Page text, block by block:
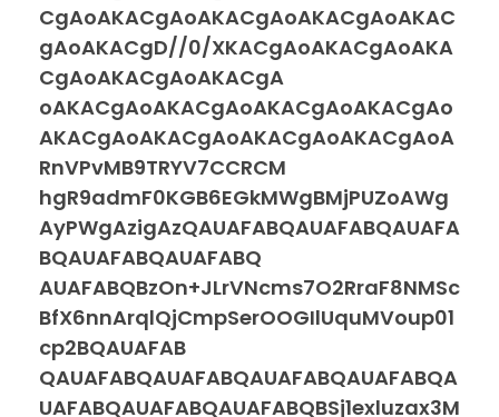
CgAoAKACgAoAKACgAoAKACgAoAKAC
gAoAKACgD//0/XKACgAoAKACgAoAKA
CgAoAKACgAoAKACgA
oAKACgAoAKACgAoAKACgAoAKACgAo
AKACgAoAKACgAoAKACgAoAKACgAoA
RnVPvMB9TRYV7CCRCM
hgR9admF0KGB6EGkMWgBMjPUZoAWg
AyPWgAzigAzQAUAFABQAUAFABQAUAFA
BQAUAFABQAUAFABQ
AUAFABQBzOn+JLrVNcms7O2RraF8NMSc
BfX6nnArqlQjCmpSerOOGIlUquMVoup01
cp2BQAUAFAB
QAUAFABQAUAFABQAUAFABQAUAFABQA
UAFABQAUAFABQAUAFABQBSj1exluzax3M